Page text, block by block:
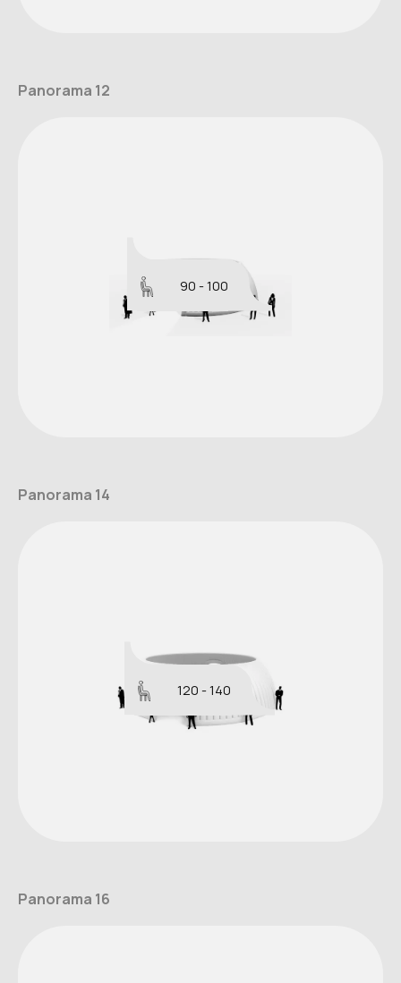
Panorama 12
90 - 100
Panorama 14
120 - 140
Panorama 16